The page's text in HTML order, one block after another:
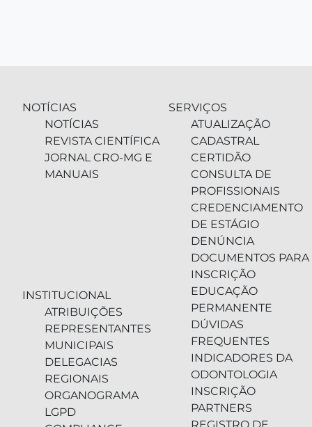
NOTÍCIAS
NOTÍCIAS
REVISTA CIENTÍFICA
JORNAL CRO-MG E
MANUAIS
INSTITUCIONAL
ATRIBUIÇÕES
REPRESENTANTES
MUNICIPAIS
DELEGACIAS
REGIONAIS
ORGANOGRAMA
LGPD
SERVIÇOS
ATUALIZAÇÃO
CADASTRAL
CERTIDÃO
CONSULTA DE
PROFISSIONAIS
CREDENCIAMENTO
DE ESTÁGIO
DENÚNCIA
DOCUMENTOS PARA
INSCRIÇÃO
EDUCAÇÃO
PERMANENTE
DÚVIDAS
FREQUENTES
INDICADORES DA
ODONTOLOGIA
INSCRIÇÃO
PARTNERS